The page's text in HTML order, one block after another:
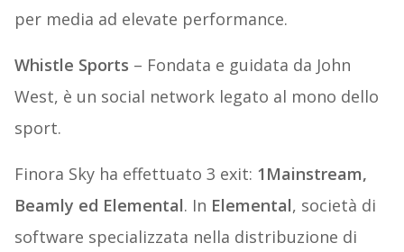
per media ad elevate performance.
Whistle Sports – Fondata e guidata da John
West, è un social network legato al mono dello
sport.
Finora Sky ha effettuato 3 exit: 1Mainstream,
Beamly ed Elemental. In Elemental, società di
software specializzata nella distribuzione di